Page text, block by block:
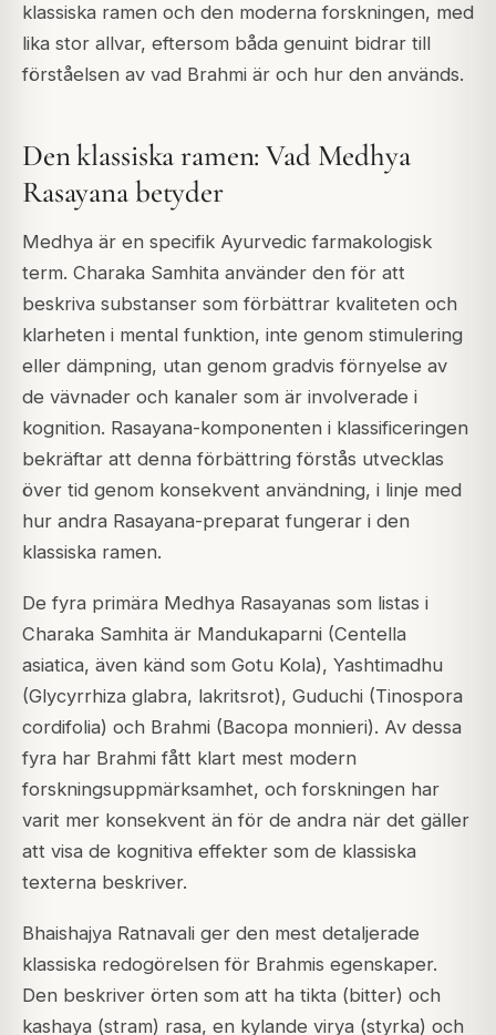
klassiska ramen och den moderna forskningen, med
lika stor allvar, eftersom båda genuint bidrar till
förståelsen av vad Brahmi är och hur den används.
Den klassiska ramen: Vad Medhya
Rasayana betyder
Medhya är en specifik Ayurvedic farmakologisk
term. Charaka Samhita använder den för att
beskriva substanser som förbättrar kvaliteten och
klarheten i mental funktion, inte genom stimulering
eller dämpning, utan genom gradvis förnyelse av
de vävnader och kanaler som är involverade i
kognition. Rasayana-komponenten i klassificeringen
bekräftar att denna förbättring förstås utvecklas
över tid genom konsekvent användning, i linje med
hur andra Rasayana-preparat fungerar i den
klassiska ramen.
De fyra primära Medhya Rasayanas som listas i
Charaka Samhita är Mandukaparni (Centella
asiatica, även känd som Gotu Kola), Yashtimadhu
(Glycyrrhiza glabra, lakritsrot), Guduchi (Tinospora
cordifolia) och Brahmi (Bacopa monnieri). Av dessa
fyra har Brahmi fått klart mest modern
forskningsuppmärksamhet, och forskningen har
varit mer konsekvent än för de andra när det gäller
att visa de kognitiva effekter som de klassiska
texterna beskriver.
Bhaishajya Ratnavali ger den mest detaljerade
klassiska redogörelsen för Brahmis egenskaper.
Den beskriver örten som att ha tikta (bitter) och
kashaya (stram) rasa, en kylande virya (styrka) och